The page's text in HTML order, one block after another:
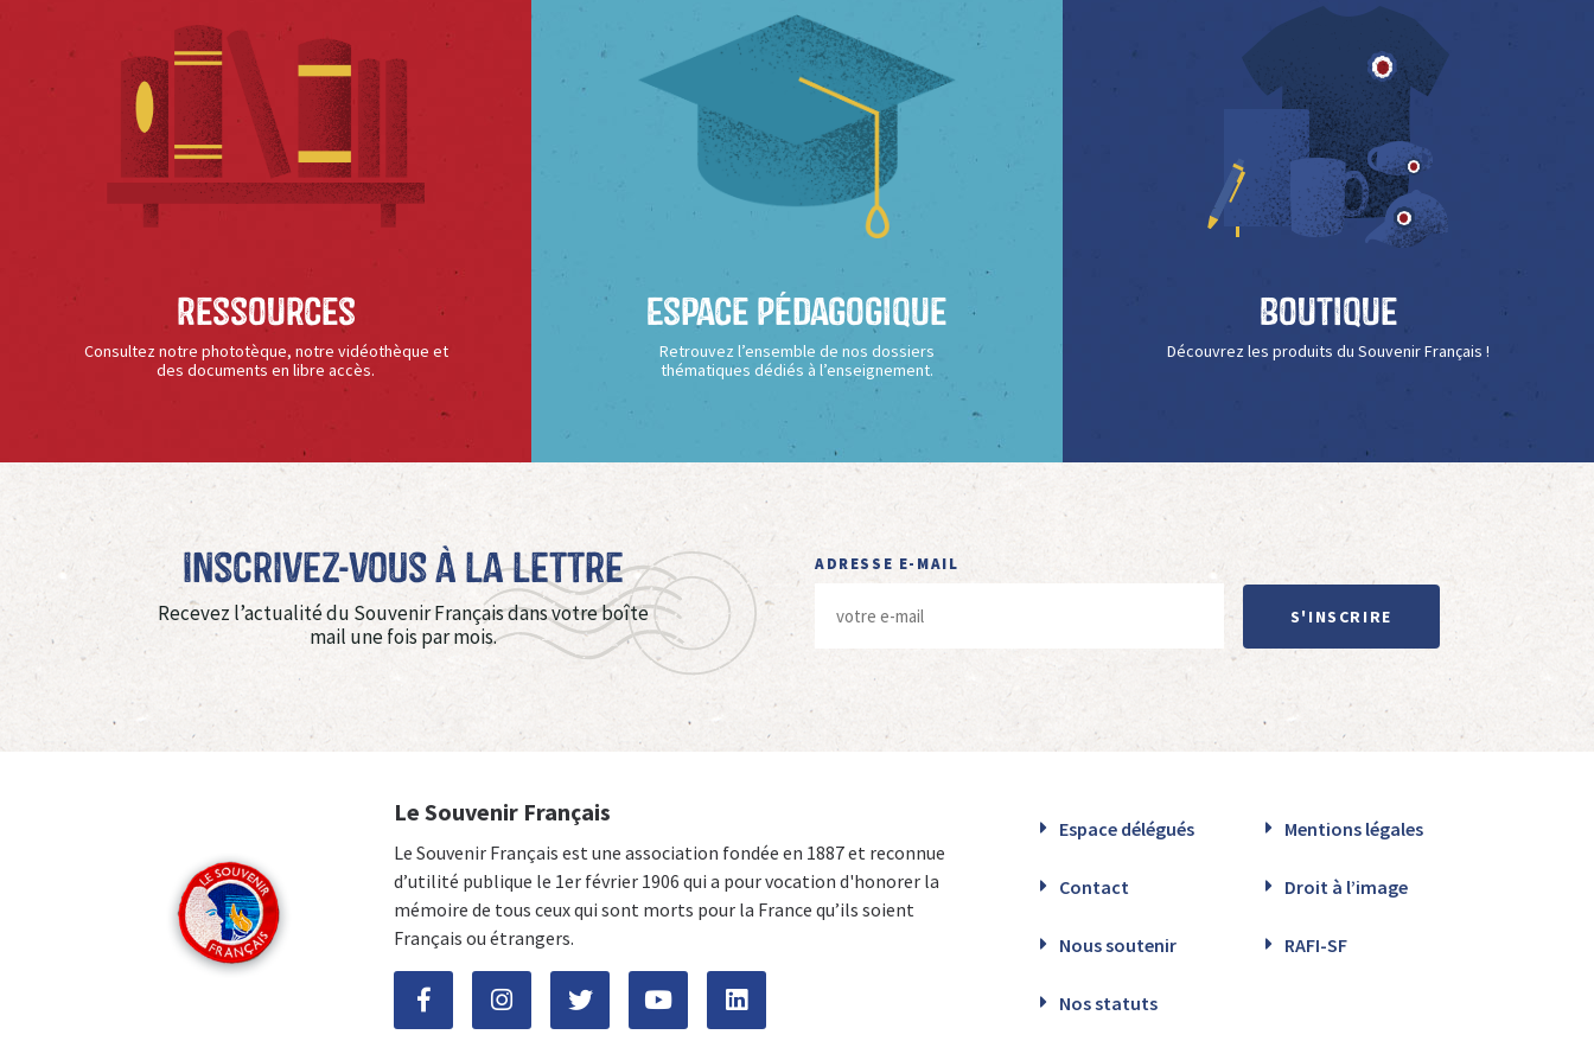
Ressources
Consultez notre phototèque, notre vidéothèque et
des documents en libre accès.
Espace Pédagogique
Retrouvez l’ensemble de nos dossiers
thématiques dédiés à l’enseignement.
Boutique
Découvrez les produits du Souvenir Français !
Inscrivez-vous à La Lettre
Recevez l’actualité du Souvenir Français dans votre boîte
mail une fois par mois.
ADRESSE E-MAIL
S'INSCRIRE
Le Souvenir Français
Le Souvenir Français est une association fondée en 1887 et reconnue
d’utilité publique le 1er février 1906 qui a pour vocation d'honorer la
mémoire de tous ceux qui sont morts pour la France qu’ils soient
Français ou étrangers.
Espace délégués Mentions légales
Contact Droit à l’image
Nous soutenir RAFI-SF
Nos statuts